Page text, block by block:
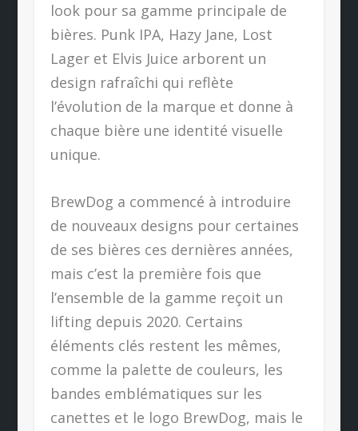
look pour sa gamme principale de
bières. Punk IPA, Hazy Jane, Lost
Lager et Elvis Juice arborent un
design rafraîchi qui reflète
l’évolution de la marque et donne à
chaque bière une identité visuelle
unique.
BrewDog a commencé à introduire
de nouveaux designs pour certaines
de ses bières ces dernières années,
mais c’est la première fois que
l’ensemble de la gamme reçoit un
lifting depuis 2020. Certains
éléments clés restent les mêmes,
comme la palette de couleurs, les
bandes emblématiques sur les
canettes et le logo BrewDog, mais le